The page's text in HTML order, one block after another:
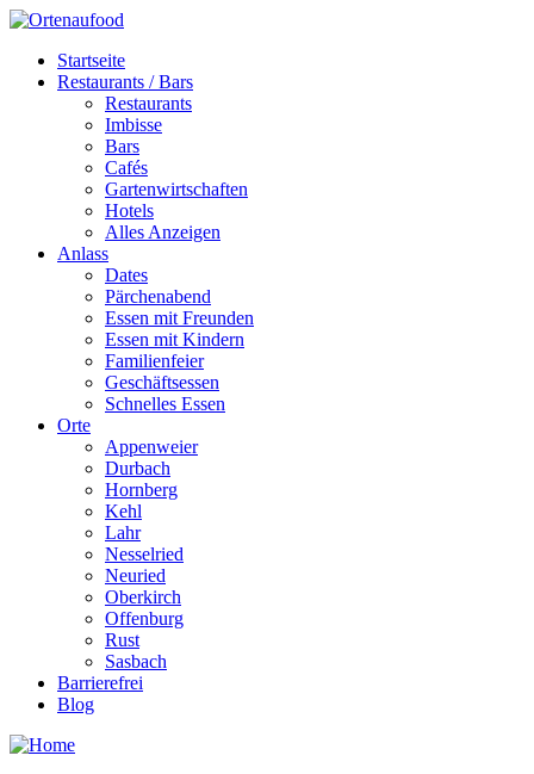
Startseite
Restaurants / Bars
Restaurants
Imbisse
Bars
Cafés
Gartenwirtschaften
Hotels
Alles Anzeigen
Anlass
Dates
Pärchenabend
Essen mit Freunden
Essen mit Kindern
Familienfeier
Geschäftsessen
Schnelles Essen
Orte
Appenweier
Durbach
Hornberg
Kehl
Lahr
Nesselried
Neuried
Oberkirch
Offenburg
Rust
Sasbach
Barrierefrei
Blog